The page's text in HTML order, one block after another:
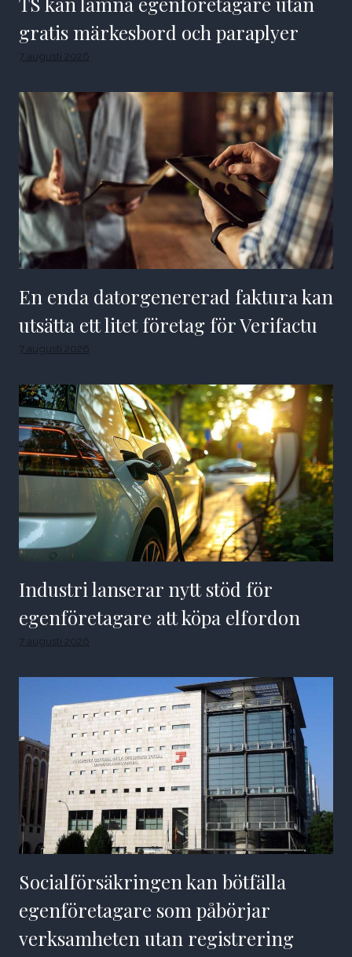
gratis märkesbord och paraplyer
7 augusti 2026
En enda datorgenererad faktura kan
utsätta ett litet företag för Verifactu
7 augusti 2026
Industri lanserar nytt stöd för
egenföretagare att köpa elfordon
7 augusti 2026
Socialförsäkringen kan bötfälla
egenföretagare som påbörjar
verksamheten utan registrering